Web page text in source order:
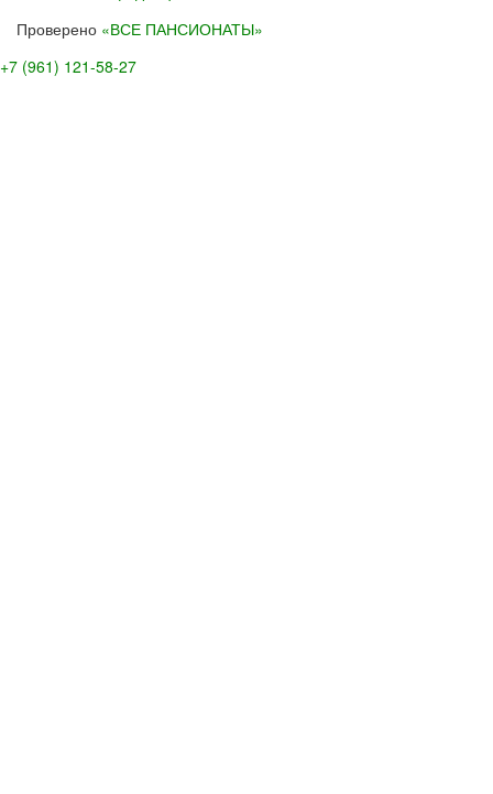
Проверено «ВСЕ ПАНСИОНАТЫ»
+7 (961) 121-58-27